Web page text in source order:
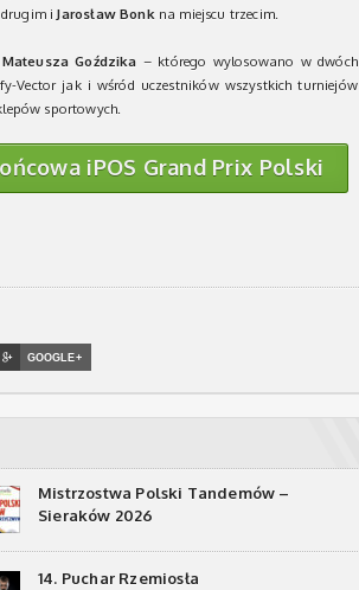
iJarosław Bonkna miejscu trzecim.
Mateusza Goździka – którego wylosowano w dwóch
Vector jak i wśród uczestników wszystkich turniejów
sportowych.
iPOS Grand Prix Polski
 GOOGLE+
Mistrzostwa Polski Tandemów –
Sieraków 2026
14. Puchar Rzemiosła